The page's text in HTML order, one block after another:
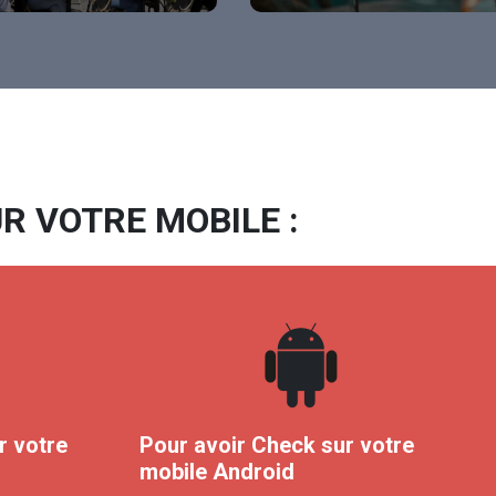
VOTRE MOBILE :
votre
Pour avoir Check sur votre
mobile Android